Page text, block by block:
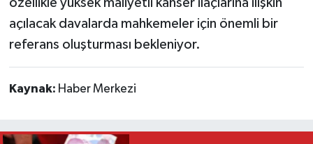
özellikle yüksek maliyetli kanser ilaçlarına ilişkin
açılacak davalarda mahkemeler için önemli bir
referans oluşturması bekleniyor.
Kaynak: Haber Merkezi